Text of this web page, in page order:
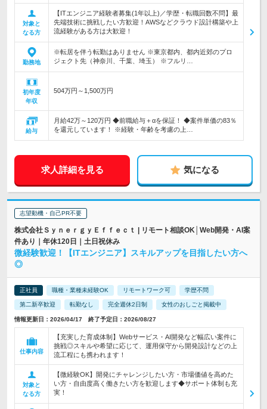
対象と
なる方
【ITエンジニア経験者募集(1年以上)／学歴・転職回数不問】最
先端技術に挑戦したい方歓迎！AWSなどクラウド設計構築や上
流経験がある方は大歓迎！
勤務地
※転居を伴う転勤はありません ※東京都内、都内近郊のプロ
ジェクト先（神奈川、千葉、埼玉） ※フルリ…
初年度
年収
504万円～1,500万円
給与
月給42万～120万円 ◆前職給与＋αを保証！ ◆案件単価の83％
を還元しています！ ※経験・年齢を考慮の上…
求人詳細を見る 気になる
志望動機・自己PR不要
株式会社ＳｙｎｅｒｇｙＥｆｆｅｃｔ | リモート相談OK│Web開発・AI案
件あり｜年休120日｜土日祝休み
微経験歓迎！【ITエンジニア】スキルアップを目指したい方へ
◎
正社員 職種・業種未経験OK リモートワーク可 学歴不問
第二新卒歓迎 転勤なし 完全週休2日制 女性のおしごと掲載中
情報更新日：2026/04/17 終了予定日：2026/08/27
仕事内容
【充実した育成体制】Webサービス・AI開発など幅広い案件に
挑戦◎スキルや希望に応じて、運用保守から開発設計などの上
流工程にも携われます！
対象と
なる方
【微経験OK】開発にチャレンジしたい方・市場価値を高めた
い方・自由度高く働きたい方を歓迎します◆サポート体制も充
実！